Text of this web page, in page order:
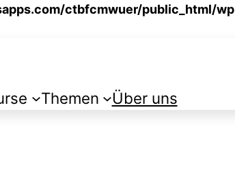
ctbfcmwuer/public_html/
Themen Über uns